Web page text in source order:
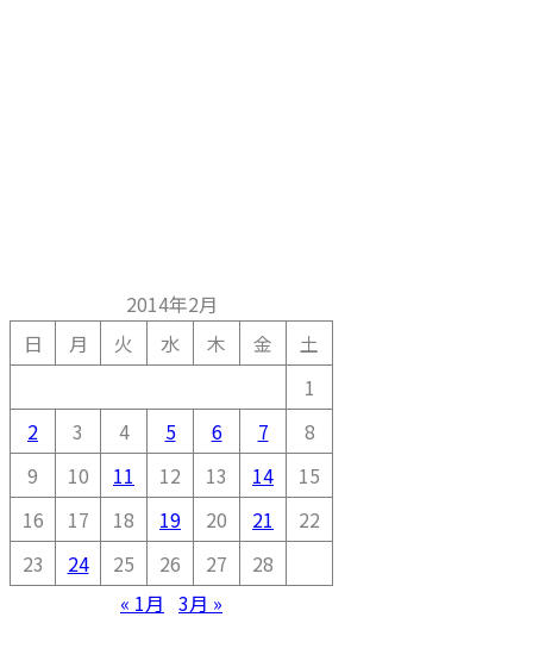
2014年2月
日
月 火 水 木 金
土
1
2
3 4 5 6 7
8
9
10 11 12 13 14
15
16
17 18 19 20 21
22
23
24 25 26 27
28
« 1月 3月 »